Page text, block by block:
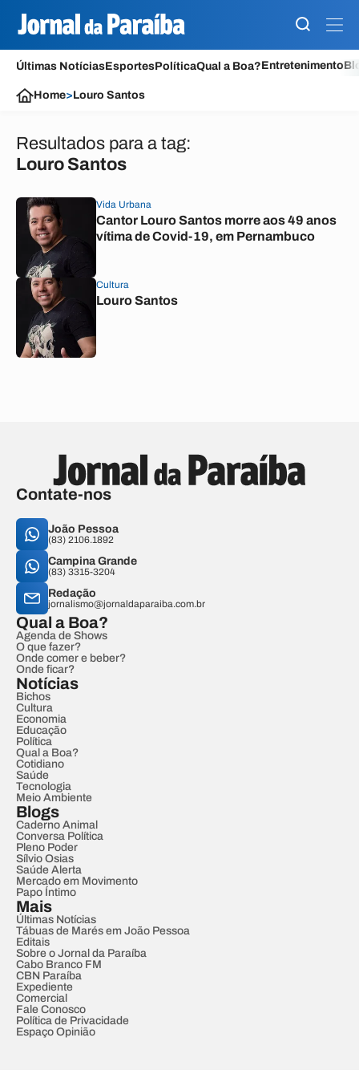
Últimas NotíciasEsportesPolíticaQual a Boa?Entretenimento
Home>Louro Santos
Resultados para a tag:
Louro Santos
Vida Urbana
Cantor Louro Santos morre aos 49 anos
vítima de Covid-19, em Pernambuco
Cultura
Louro Santos
Contate-nos
João Pessoa
(83) 2106.1892
Campina Grande
(83) 3315-3204
Redação
jornalismo@jornaldaparaiba.com.br
Qual a Boa?
Agenda de Shows
O que fazer?
Onde comer e beber?
Onde ficar?
Notícias
Bichos
Cultura
Economia
Educação
Política
Qual a Boa?
Cotidiano
Saúde
Tecnologia
Meio Ambiente
Blogs
Caderno Animal
Conversa Política
Pleno Poder
Sílvio Osias
Saúde Alerta
Mercado em Movimento
Papo Íntimo
Mais
Últimas Notícias
Tábuas de Marés em João Pessoa
Editais
Sobre o Jornal da Paraíba
Cabo Branco FM
CBN Paraíba
Expediente
Comercial
Fale Conosco
Política de Privacidade
Espaço Opinião